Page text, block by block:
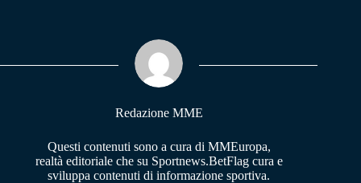
pp m
Redazione MME
Questi contenuti sono a cura di MMEuropa,
realtà editoriale che su Sportnews.BetFlag cura e
sviluppa contenuti di informazione sportiva.